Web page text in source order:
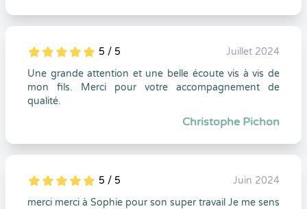
5
1
5
0 5 / 5
Juillet 2024
Une grande attention et une belle écoute vis à vis de
mon fils. Merci pour votre accompagnement de
qualité.
Christophe Pichon
5
1
5
0 5 / 5
Juin 2024
merci merci à Sophie pour son super travail Je me sens